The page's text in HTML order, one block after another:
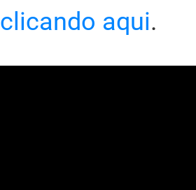
clicando aqui.